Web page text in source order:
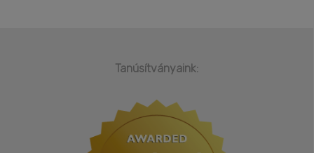
Tanúsítványaink: